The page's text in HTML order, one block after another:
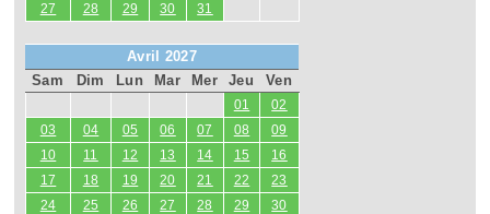
27
28 29 30 31
Avril 2027
Sam
Dim Lun Mar Mer Jeu Ven
01
02
03
04 05 06 07 08
09
10
11 12 13 14 15
16
17
18 19 20 21 22
23
24
25 26 27 28 29 30